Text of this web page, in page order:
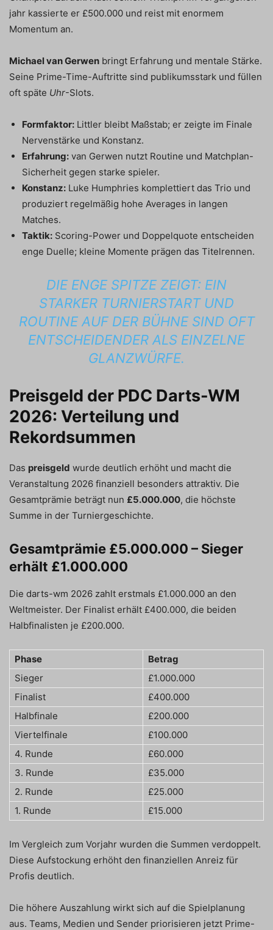
jahr kassierte er £500.000 und reist mit enormem
Momentum an.
Michael van Gerwen bringt Erfahrung und mentale Stärke.
Seine Prime-Time-Auftritte sind publikumsstark und füllen
oft späte Uhr-Slots.
Formfaktor: Littler bleibt Maßstab; er zeigte im Finale
Nervenstärke und Konstanz.
Erfahrung: van Gerwen nutzt Routine und Matchplan-
Sicherheit gegen starke spieler.
Konstanz: Luke Humphries komplettiert das Trio und
produziert regelmäßig hohe Averages in langen
Matches.
Taktik: Scoring-Power und Doppelquote entscheiden
enge Duelle; kleine Momente prägen das Titelrennen.
DIE ENGE SPITZE ZEIGT: EIN
STARKER TURNIERSTART UND
ROUTINE AUF DER BÜHNE SIND OFT
ENTSCHEIDENDER ALS EINZELNE
GLANZWÜRFE.
Preisgeld der PDC Darts-WM
2026: Verteilung und
Rekordsummen
Das preisgeld wurde deutlich erhöht und macht die
Veranstaltung 2026 finanziell besonders attraktiv. Die
Gesamtprämie beträgt nun £5.000.000, die höchste
Summe in der Turniergeschichte.
Gesamtprämie £5.000.000 – Sieger
erhält £1.000.000
Die darts-wm 2026 zahlt erstmals £1.000.000 an den
Weltmeister. Der Finalist erhält £400.000, die beiden
Halbfinalisten je £200.000.
Phase
Betrag
Sieger
£1.000.000
Finalist
£400.000
Halbfinale
£200.000
Viertelfinale
£100.000
4. Runde
£60.000
3. Runde
£35.000
2. Runde
£25.000
1. Runde
£15.000
Im Vergleich zum Vorjahr wurden die Summen verdoppelt.
Diese Aufstockung erhöht den finanziellen Anreiz für
Profis deutlich.
Die höhere Auszahlung wirkt sich auf die Spielplanung
aus. Teams, Medien und Sender priorisieren jetzt Prime-